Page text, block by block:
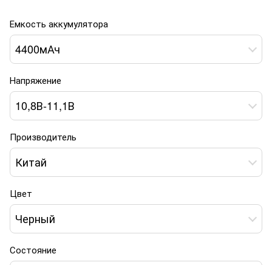
Емкость аккумулятора
4400мАч
Напряжение
10,8В-11,1В
Производитель
Китай
Цвет
Черный
Состояние